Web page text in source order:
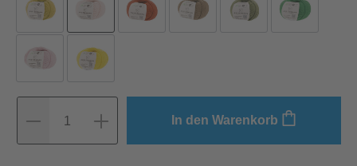
1 In den Warenkorb